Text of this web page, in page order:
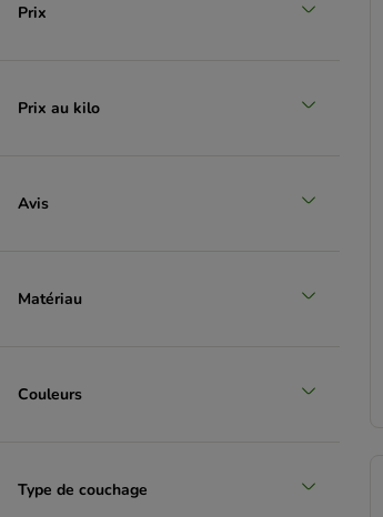
Prix
Prix au kilo
Avis
Matériau
Couleurs
Type de couchage